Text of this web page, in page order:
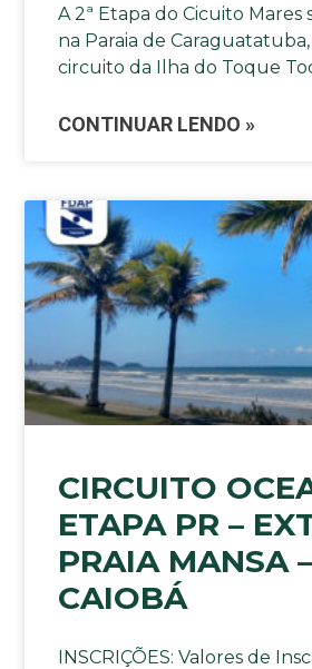
A 2ª Etapa do Cicuito Mares
na Paraia de
circuito da Ilha do Toque
CONTINUAR LENDO »
CIRCUITO
ETAPA PR –
PRAIA MANSA –
CAIOBÁ
INSCRIÇÕES: Valores de